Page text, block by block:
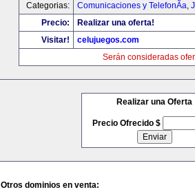
Categorias:
Comunicaciones y TelefonÃ­a,
Precio:
Realizar una oferta!
Visitar!
celujuegos.com
Serán consideradas
Realizar una Oferta
Precio Ofrecido $
Otros dominios en venta: